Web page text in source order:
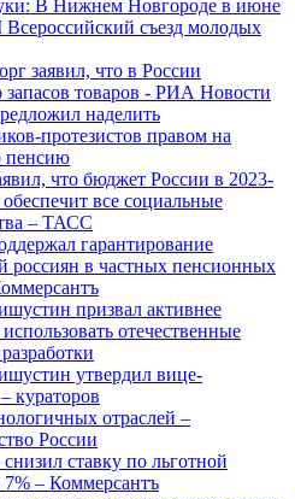
В Нижнем Новгороде в июне
съезд молодых
заявил, что в России
запасов товаров - РИА Новости
наделить
протезистов правом на
пенсию
что бюджет России в 2023-
обеспечит все социальные
– ТАСС
гарантирование
россиян в частных пенсионных
призвал активнее
отечественные
утвердил вице-
кураторов
отраслей –
России
ставку по льготной
7% – Коммерсантъ